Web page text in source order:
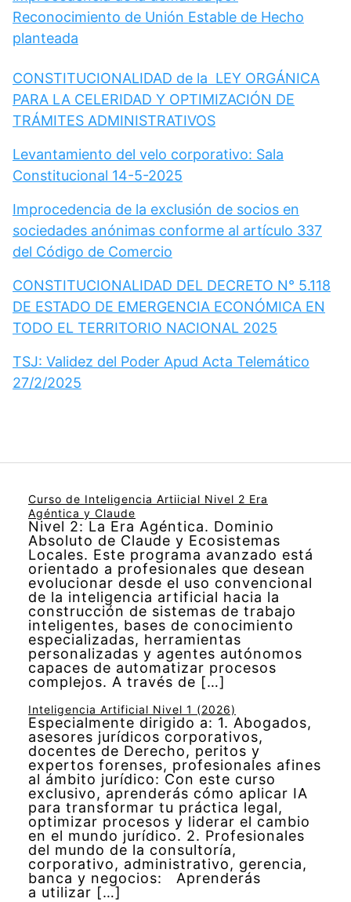
Reconocimiento de Unión Estable de Hecho
planteada
CONSTITUCIONALIDAD de la LEY ORGÁNICA
PARA LA CELERIDAD Y OPTIMIZACIÓN DE
TRÁMITES ADMINISTRATIVOS
Levantamiento del velo corporativo: Sala
Constitucional 14-5-2025
Improcedencia de la exclusión de socios en
sociedades anónimas conforme al artículo 337
del Código de Comercio
CONSTITUCIONALIDAD DEL DECRETO N° 5.118
DE ESTADO DE EMERGENCIA ECONÓMICA EN
TODO EL TERRITORIO NACIONAL 2025
TSJ: Validez del Poder Apud Acta Telemático
27/2/2025
Curso de Inteligencia Artiicial Nivel 2 Era
Agéntica y Claude
Nivel 2: La Era Agéntica. Dominio
Absoluto de Claude y Ecosistemas
Locales. Este programa avanzado está
orientado a profesionales que desean
evolucionar desde el uso convencional
de la inteligencia artificial hacia la
construcción de sistemas de trabajo
inteligentes, bases de conocimiento
especializadas, herramientas
personalizadas y agentes autónomos
capaces de automatizar procesos
complejos. A través de […]
Inteligencia Artificial Nivel 1 (2026)
Especialmente dirigido a: 1. Abogados,
asesores jurídicos corporativos,
docentes de Derecho, peritos y
expertos forenses, profesionales afines
al ámbito jurídico: Con este curso
exclusivo, aprenderás cómo aplicar IA
para transformar tu práctica legal,
optimizar procesos y liderar el cambio
en el mundo jurídico. 2. Profesionales
del mundo de la consultoría,
corporativo, administrativo, gerencia,
banca y negocios: Aprenderás
a utilizar […]